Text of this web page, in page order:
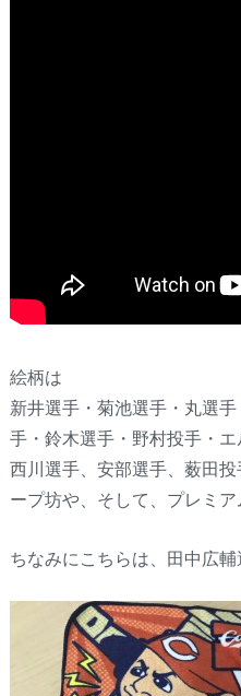
絵柄は
新井選手・菊池選手・丸選
手・鈴木選手・野村投手・
西川選手、安部選手、薮田
ープ坊や、そして、プレミ
ちなみにこちらは、田中広輔